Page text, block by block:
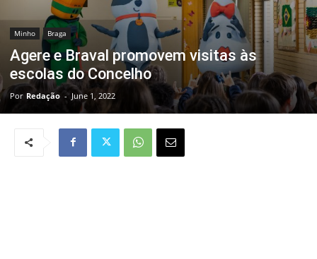
Minho Braga
Agere e Braval promovem visitas às
escolas do Concelho
Por Redação - June 1, 2022